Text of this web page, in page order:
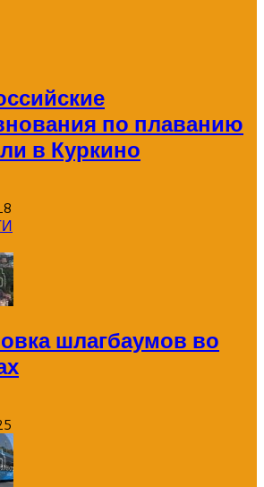
по плаванию
в Куркино
шлагбаумов во